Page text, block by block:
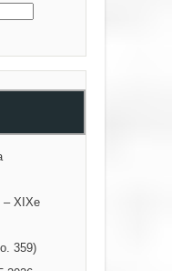
– XIXe
359)